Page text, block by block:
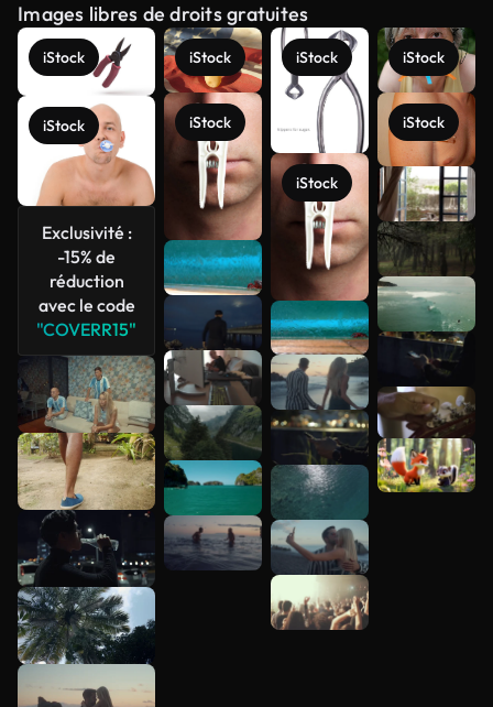
Images libres de droits gratuites
iStock
iStock
Exclusivité :
-15% de
réduction
avec le code
"COVERR15"
iStock
iStock
iStock
iStock
iStock
iStock
Voir plus